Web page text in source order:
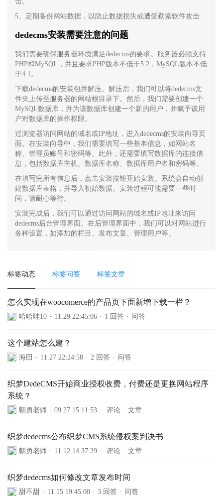
5、定期备份网站数据，以防止数据损失或遭受勒索软件攻击
dedecms安装需要注意的问题
我们需要确保服务器环境满足dedecms的要求。服务器必须支持
PHP和MySQL，并且要求PHP版本不低于5.2，MySQL版本不低
于4.1。
下载dedecms的安装包并解压。解压后，我们可以将dedecms文
件夹上传至服务器的网站根目录下。然后，我们需要创建一个
MySQL数据库，并为该数据库创建一个新的用户，并赋予该用
户对数据库的操作权限。
过浏览器访问网站的域名或IP地址，进入dedecms的安装向导页
面。在安装向导中，我们需要填写一些基本信息，如网站名
称、管理员账号和密码等。此外，还需要填写数据库的连接信
息，包括数据库主机、数据库名称、数据库用户名和密码等。
在填写完所有信息后，点击安装按钮开始安装。系统会自动创
建数据库表格，并导入初始数据。安装过程可能需要一些时
间，请耐心等待。
安装完成后，我们可以通过访问网站的域名或IP地址来访问
dedecms后台管理界面。在后管理界面中，我们可以对网站进行
各种设置，如添加的栏目、发布文章、管理用户等。
标签动态 标签问答 标签文章
怎么实现在woocomerce的产品页下面新增下载一栏？
哈哈哇10 · 11.29 22:45:06 · 1 回答 · 问答
这个建站怎么建？
海田 · 11.27 22:24:58 · 2 回答 · 问答
织梦DedeCMS开始商业授权收费，付费还是更换网站程序
系统？
朝勇老师 · 09.27 15:11:53 · 评论 · 文章
织梦dedecms公布织梦CMS系统侵权案判决书
朝勇老师 · 11.12 14:37:29 · 评论 · 文章
织梦dedecms如何修改文章发布时间
甜不甜 · 11.15 19:45:00 · 3 回答 · 问答